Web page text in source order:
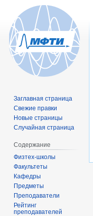
Заглавная страница
Свежие правки
Новые страницы
Случайная страница
Содержание
Физтех-школы
Факультеты
Кафедры
Предметы
Преподаватели
Рейтинг
преподавателей